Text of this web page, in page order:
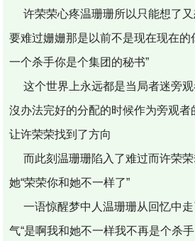
许荣荣心疼温珊珊所以只能想了又
要难过姗姗那是以前不是现在现在的
一个杀手你是个集团的秘书”
这个世界上永远都是当局者迷旁
沒办法完好的分配的时候作为旁观
让许荣荣找到了方向
而此刻温珊珊陷入了难过而许荣荣
她“荣荣你和她不一样了”
一语惊醒梦中人温珊珊从回忆中走
气“是啊我和她不一样我不再是个杀